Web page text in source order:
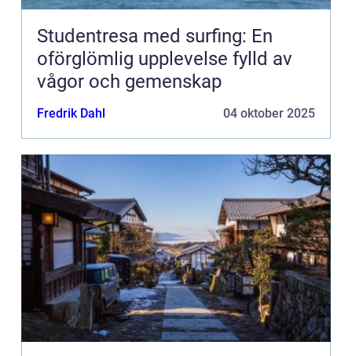
Studentresa med surfing: En
oförglömlig upplevelse fylld av
vågor och gemenskap
Fredrik Dahl 04 oktober 2025